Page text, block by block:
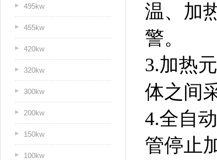
495kw
455kw
420kw
320kw
300kw
200kw
150kw
100kw
温、加
警。
3.加热
体之间
4.全自
管停止